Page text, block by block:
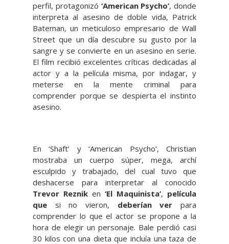
perfil, protagonizó ‘American Psycho’, donde
interpreta al asesino de doble vida, Patrick
Bateman, un meticuloso empresario de Wall
Street que un día descubre su gusto por la
sangre y se convierte en un asesino en serie.
El film recibió excelentes críticas dedicadas al
actor y a la película misma, por indagar, y
meterse en la mente criminal para
comprender porque se despierta el instinto
asesino.
En ‘Shaft’ y ‘American Psycho’, Christian
mostraba un cuerpo súper, mega, archí
esculpido y trabajado, del cual tuvo que
deshacerse para interpretar al conocido
Trevor Reznik en ‘El Maquinista’, película
que si no vieron, deberían ver para
comprender lo que el actor se propone a la
hora de elegir un personaje. Bale perdió casi
30 kilos con una dieta que incluía una taza de